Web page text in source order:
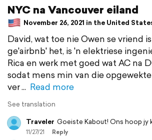
NYC na Vancouver eiland
November 26, 2021 in the United States
David, wat toe nie Owen se vriend
ge'airbnb' het, is 'n elektriese
Rica en werk met goed wat AC na
sodat mens min van die
ver
Read more
See translation
Traveler Goeiste Kabout! Ons hoop
11/27/21 Reply